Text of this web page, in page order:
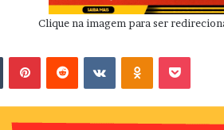
Clique na imagem para ser
VK OK